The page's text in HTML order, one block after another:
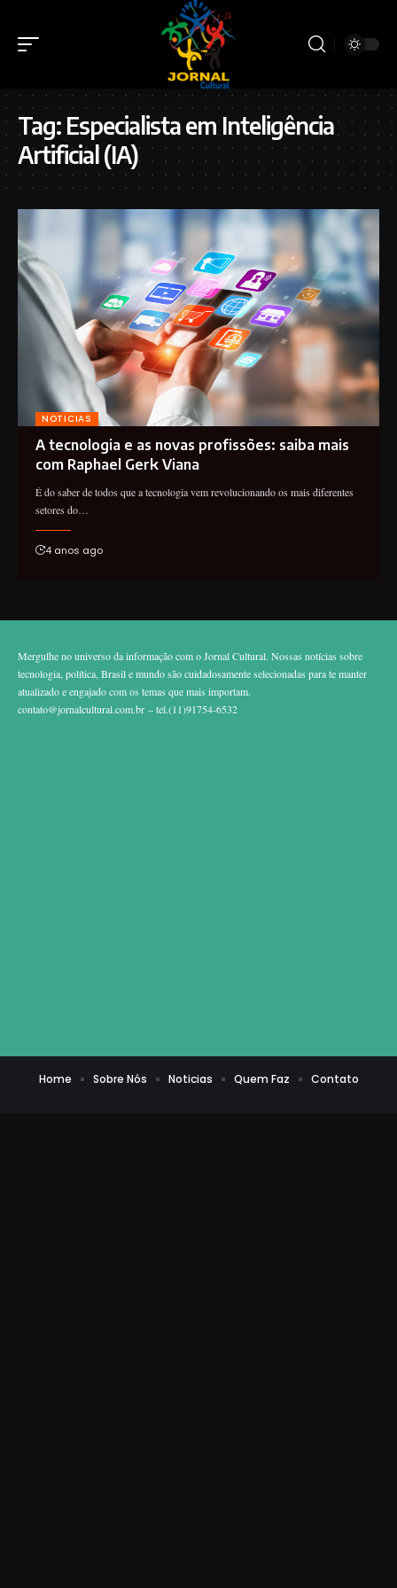
Tag: Especialista em Inteligência
Artificial (IA)
NOTICIAS
A tecnologia e as novas profissões: saiba mais
com Raphael Gerk Viana
É do saber de todos que a tecnologia vem revolucionando os mais diferentes
setores do…
4 anos ago
Mergulhe no universo da informação com o Jornal Cultural. Nossas notícias sobre
tecnologia, política, Brasil e mundo são cuidadosamente selecionadas para te manter
atualizado e engajado com os temas que mais importam.
contato@jornalcultural.com.br – tel.(11)91754-6532
Home Sobre Nós Noticias Quem Faz Contato